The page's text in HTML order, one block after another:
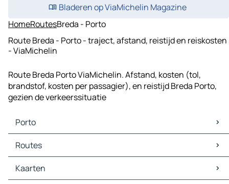
Bladeren op ViaMichelin Magazine
HomeRoutesBreda - Porto
Route Breda - Porto - traject, afstand, reistijd en reiskosten
- ViaMichelin
Route Breda Porto ViaMichelin. Afstand, kosten (tol,
brandstof, kosten per passagier), en reistijd Breda Porto,
gezien de verkeerssituatie
Porto
Porto Kaarten
Porto Verkeer
Porto Hotels
Porto Restaurants
Routes
Routes Porto - Vila Nova de Gaia
Routes Porto - Vigo
Kaarten